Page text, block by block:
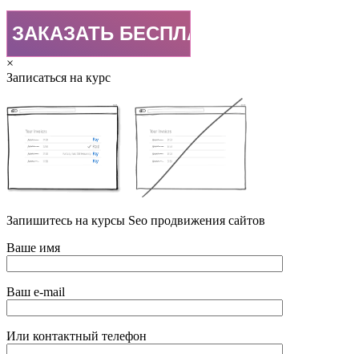
×
Записаться на курс
Запишитесь на курсы Seo продвижения сайтов
Ваше имя
Ваш e-mail
Или контактный телефон